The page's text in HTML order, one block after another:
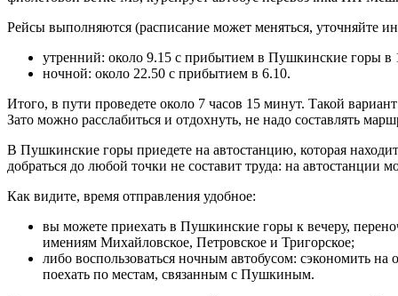
Рейсы выполняются (расписание может меняться, уточняйте
утренний: около 9.15 с прибытием в Пушкинские горы в
ночной: около 22.50 с прибытием в 6.10.
Итого, в пути проведете около 7 часов 15 минут. Такой
Зато можно расслабиться и отдохнуть, не надо составлять
В Пушкинские горы приедете на автостанцию, которая
добраться до любой точки не составит труда: на автостанции
Как видите, время отправления удобное:
вы можете приехать в Пушкинские горы к вечеру,
имениям Михайловское, Петровское и Тригорское;
либо воспользоваться ночным автобусом: сэкономить
поехать по местам, связанным с Пушкиным.